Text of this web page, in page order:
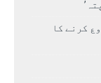
کرنے کا